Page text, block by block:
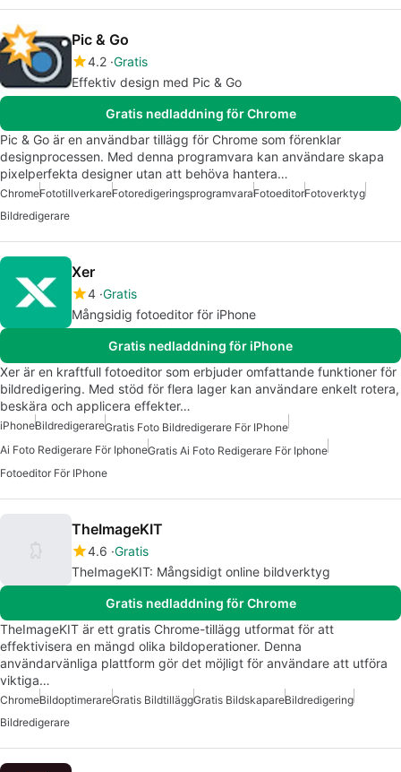
Pic & Go
4.2 Gratis
Effektiv design med Pic & Go
Gratis nedladdning för Chrome
Pic & Go är en användbar tillägg för Chrome som förenklar
designprocessen. Med denna programvara kan användare skapa
pixelperfekta designer utan att behöva hantera…
ChromeFototillverkareFotoredigeringsprogramvaraFotoeditorFotoverktyg
Bildredigerare
Xer
4 Gratis
Mångsidig fotoeditor för iPhone
Gratis nedladdning för iPhone
Xer är en kraftfull fotoeditor som erbjuder omfattande funktioner för
bildredigering. Med stöd för flera lager kan användare enkelt rotera,
beskära och applicera effekter…
iPhoneBildredigerareGratis Foto Bildredigerare För IPhone
Ai Foto Redigerare För IphoneGratis Ai Foto Redigerare För Iphone
Fotoeditor För IPhone
TheImageKIT
4.6 Gratis
TheImageKIT: Mångsidigt online bildverktyg
Gratis nedladdning för Chrome
TheImageKIT är ett gratis Chrome-tillägg utformat för att
effektivisera en mängd olika bildoperationer. Denna
användarvänliga plattform gör det möjligt för användare att utföra
viktiga…
ChromeBildoptimerareGratis BildtilläggGratis BildskapareBildredigering
Bildredigerare